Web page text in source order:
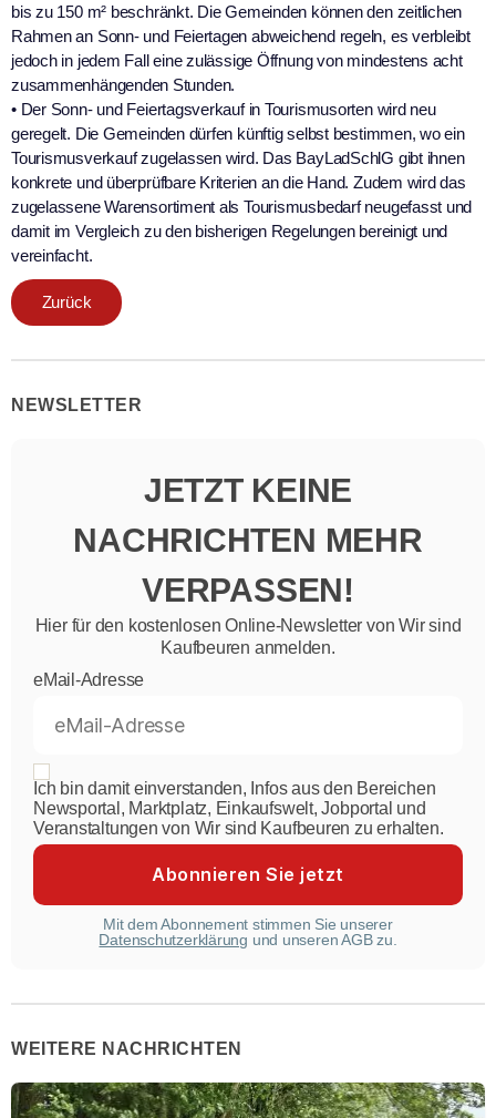
bis zu 150 m² beschränkt. Die Gemeinden können den zeitlichen
Rahmen an Sonn- und Feiertagen abweichend regeln, es verbleibt
jedoch in jedem Fall eine zulässige Öffnung von mindestens acht
zusammenhängenden Stunden.
• Der Sonn- und Feiertagsverkauf in Tourismusorten wird neu
geregelt. Die Gemeinden dürfen künftig selbst bestimmen, wo ein
Tourismusverkauf zugelassen wird. Das BayLadSchlG gibt ihnen
konkrete und überprüfbare Kriterien an die Hand. Zudem wird das
zugelassene Warensortiment als Tourismusbedarf neugefasst und
damit im Vergleich zu den bisherigen Regelungen bereinigt und
vereinfacht.
Zurück
NEWSLETTER
JETZT KEINE
NACHRICHTEN MEHR
VERPASSEN!
Hier für den kostenlosen Online-Newsletter von Wir sind
Kaufbeuren anmelden.
eMail-Adresse
Ich bin damit einverstanden, Infos aus den Bereichen
Newsportal, Marktplatz, Einkaufswelt, Jobportal und
Veranstaltungen von Wir sind Kaufbeuren zu erhalten.
Mit dem Abonnement stimmen Sie unserer
Datenschutzerklärung und unseren AGB zu.
WEITERE NACHRICHTEN